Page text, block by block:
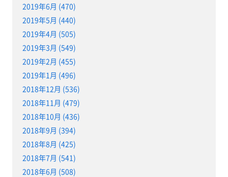
2019年6月 (470)
2019年5月 (440)
2019年4月 (505)
2019年3月 (549)
2019年2月 (455)
2019年1月 (496)
2018年12月 (536)
2018年11月 (479)
2018年10月 (436)
2018年9月 (394)
2018年8月 (425)
2018年7月 (541)
2018年6月 (508)